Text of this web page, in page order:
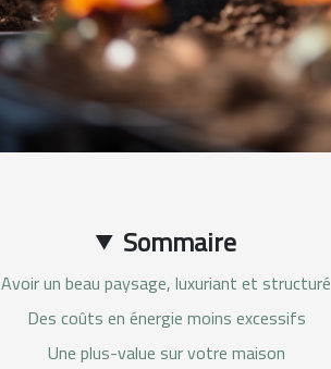
Sommaire
Avoir un beau paysage, luxuriant et structuré
Des coûts en énergie moins excessifs
Une plus-value sur votre maison